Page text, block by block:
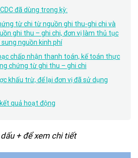
đã dùng trong kỳ:
từ chi từ nguồn ghi thu-ghi chi và
ghi thu – ghi chi, đơn vị làm thủ tục
nguồn kinh phí
chấp nhận thanh toán, kế toán thực
chứng từ ghi thu – ghi chi
khấu trừ, để lại đơn vị đã sử dụng
quả hoạt động
+ để xem chi tiết